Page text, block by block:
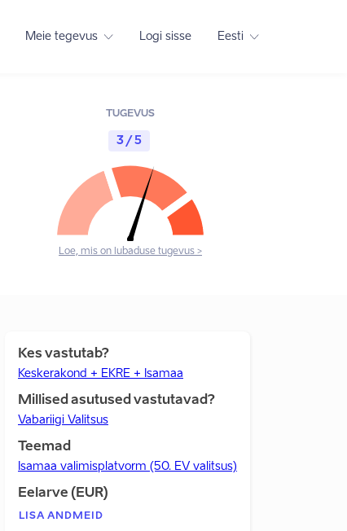
Meie tegevus Logi sisse Eesti
TUGEVUS
3 / 5
Loe, mis on lubaduse tugevus >
Kes vastutab?
Keskerakond + EKRE + Isamaa
Millised asutused vastutavad?
Vabariigi Valitsus
Teemad
Isamaa valimisplatvorm (50. EV valitsus)
Eelarve (EUR)
LISA ANDMEID